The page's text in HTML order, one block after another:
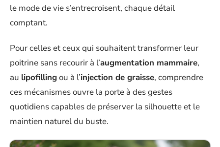
le mode de vie s’entrecroisent, chaque détail
comptant.
Pour celles et ceux qui souhaitent transformer leur
poitrine sans recourir à l’augmentation mammaire,
au lipofillingou à l’injection de graisse, comprendre
ces mécanismes ouvre la porte à des gestes
quotidiens capables de préserver la silhouette et le
maintien naturel du buste.